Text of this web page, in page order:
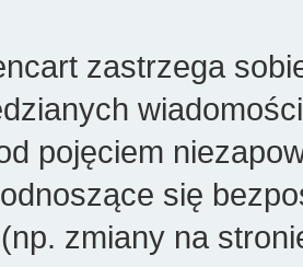
zastrzega
pojęciem
się
zmiany na